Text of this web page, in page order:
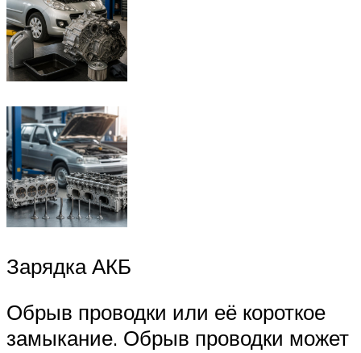
Зарядка АКБ
Обрыв проводки или её короткое
замыкание. Обрыв проводки может